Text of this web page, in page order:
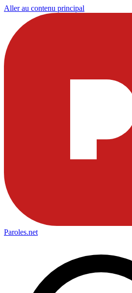
Aller au contenu principal
Paroles.net